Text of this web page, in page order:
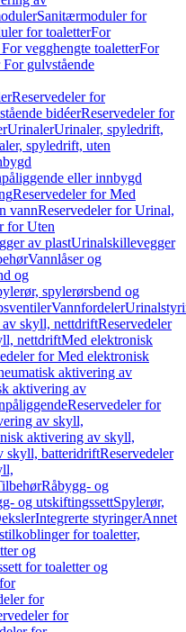
Sanitærmoduler for
for toaletterFor
vegghengte toaletterFor
gulvstående
Reservedeler for
bidéerReservedeler for
UrinalerUrinaler, spyledrift,
spyledrift, uten
eller innbygd
Reservedeler for Med
vannReservedeler for Urinal,
for Uten
av plastUrinalskillevegger
Vannlåser og
og
spylerørsbend og
Vannfordeler
skyll, nettdriftReservedeler
nettdriftMed elektronisk
for Med elektronisk
aktivering av
aktivering av
Reservedeler for
av skyll,
aktivering av skyll,
skyll, batteridriftReservedeler
Råbygg- og
og utskiftingssettSpylerør,
Integrerte styringerAnnet
for toaletter,
og
for toaletter og
for
for